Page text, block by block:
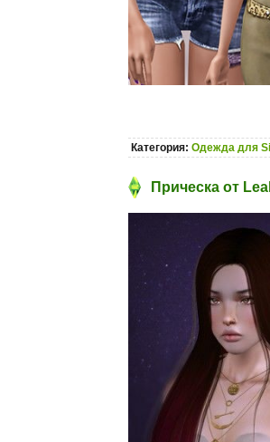
Категория: Одежда для
Прическа от